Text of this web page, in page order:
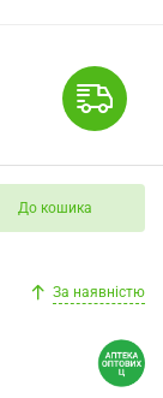
До кошика
За наявністю